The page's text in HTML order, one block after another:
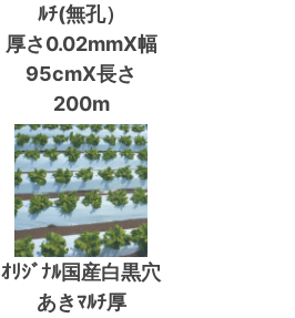
ﾙﾁ(無孔）
厚さ0.02mmX幅
95cmX長さ
200m
ｵﾘｼﾞﾅﾙ国産白黒穴
あきﾏﾙﾁ厚